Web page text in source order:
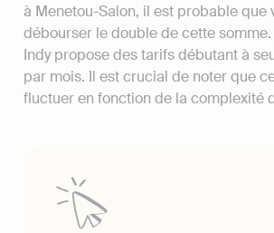
à Menetou-Salon, il est probable que
débourser le double de cette somme.
Indy propose des tarifs débutant à
par mois. Il est crucial de noter que
fluctuer en fonction de la complexité